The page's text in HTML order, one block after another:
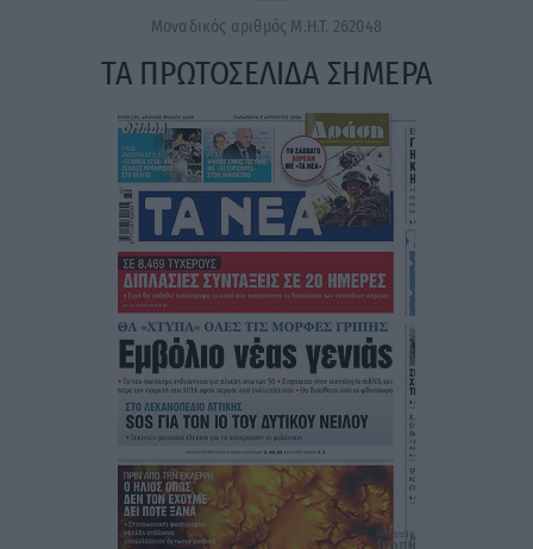
Μοναδικός αριθμός Μ.Η.Τ. 262048
ΤΑ ΠΡΩΤΟΣΕΛΙΔΑ ΣΗΜΕΡΑ